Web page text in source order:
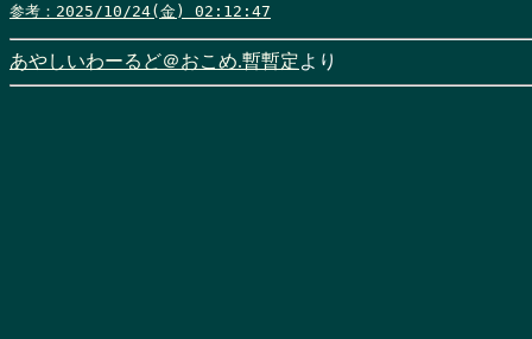
参考：2025/10/24(金) 02:12:47
あやしいわーるど＠おこめ.暫暫定より